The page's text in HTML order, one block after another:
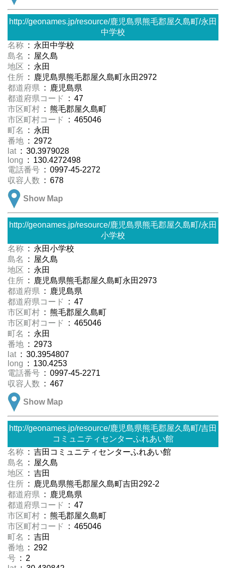
http://geonames.jp/resource/鹿児島県熊毛郡屋久島町/永田
中学校
名称 : 永田中学校
島名
: 屋久島
地区 : 永田
住所 : 鹿児島県熊毛郡屋久島町永田2972
都道府県 : 鹿児島県
都道府県コード
: 47
市区町村 : 熊毛郡屋久島町
市区町村コード
: 465046
町名
: 永田
番地 : 2972
lat : 30.3979028
long : 130.4272498
電話番号 : 0997-45-2272
収容人数 : 678
Show Map
http://geonames.jp/resource/鹿児島県熊毛郡屋久島町/永田
小学校
名称 : 永田小学校
島名
: 屋久島
地区 : 永田
住所 : 鹿児島県熊毛郡屋久島町永田2973
都道府県 : 鹿児島県
都道府県コード
: 47
市区町村 : 熊毛郡屋久島町
市区町村コード
: 465046
町名
: 永田
番地 : 2973
lat : 30.3954807
long : 130.4253
電話番号 : 0997-45-2271
収容人数 : 467
Show Map
http://geonames.jp/resource/鹿児島県熊毛郡屋久島町/吉田
コミュニティセンターふれあい館
名称 : 吉田コミュニティセンターふれあい館
島名
: 屋久島
地区 : 吉田
住所 : 鹿児島県熊毛郡屋久島町吉田292-2
都道府県 : 鹿児島県
都道府県コード
: 47
市区町村 : 熊毛郡屋久島町
市区町村コード
: 465046
町名
: 吉田
番地 : 292
号 : 2